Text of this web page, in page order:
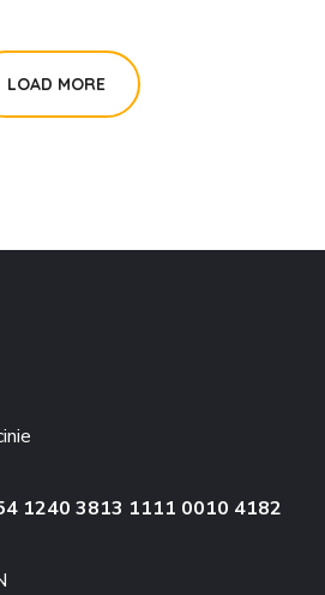
LOAD MORE
1240 3813 1111 0010 4182